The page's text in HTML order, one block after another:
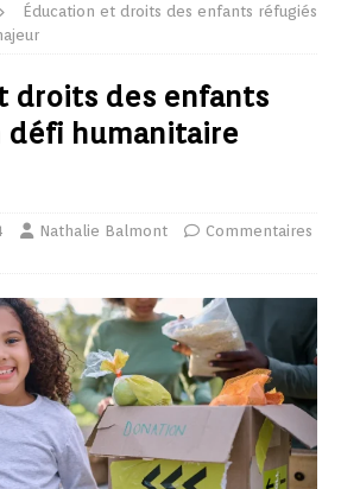
Éducation et droits des enfants réfugiés
droits des enfants
défi humanitaire
Nathalie Balmont
Commentaires